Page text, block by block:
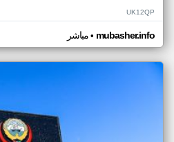
UK12QP
مباشر• mubasher.info